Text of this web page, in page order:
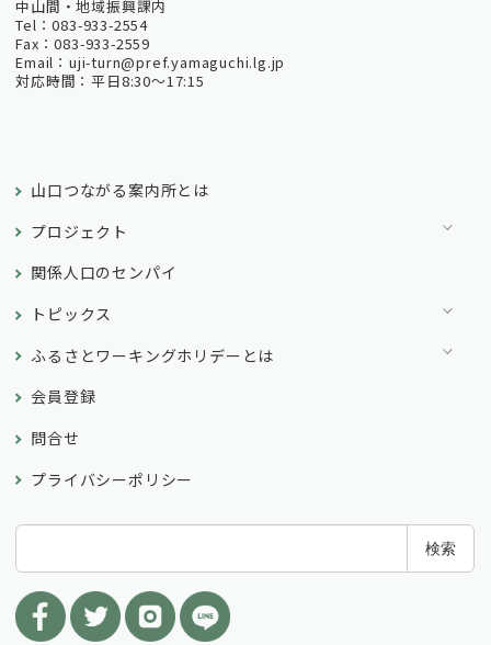
中山間・地域振興課内
Tel：083-933-2554
Fax：083-933-2559
Email：uji-turn@pref.yamaguchi.lg.jp
対応時間：平日8:30～17:15
山口つながる案内所とは
プロジェクト
関係人口のセンパイ
トピックス
ふるさとワーキングホリデーとは
会員登録
問合せ
プライバシーポリシー
索
検索